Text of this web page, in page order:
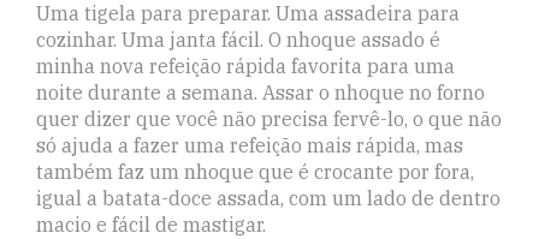
Uma tigela para preparar. Uma assadeira para
cozinhar. Uma janta fácil. O nhoque assado é
minha nova refeição rápida favorita para uma
noite durante a semana. Assar o nhoque no forno
quer dizer que você não precisa fervê-lo, o que não
só ajuda a fazer uma refeição mais rápida, mas
também faz um nhoque que é crocante por fora,
igual a batata-doce assada, com um lado de dentro
macio e fácil de mastigar.